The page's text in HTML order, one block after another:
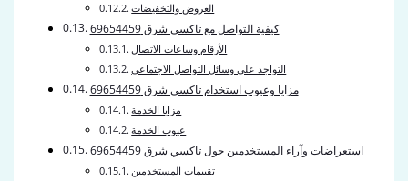
العروض والتخفيضات
كيفية التواصل مع تاكسي شرق 69654459
الأرقام وساعات الاتصال
التواجد على وسائل التواصل الاجتماعي
مزايا وعيوب استخدام تاكسي شرق 69654459
مزايا الخدمة
عيوب الخدمة
استعراضات وآراء المستخدمين حول تاكسي شرق 69654459
تقييمات المستخدمين